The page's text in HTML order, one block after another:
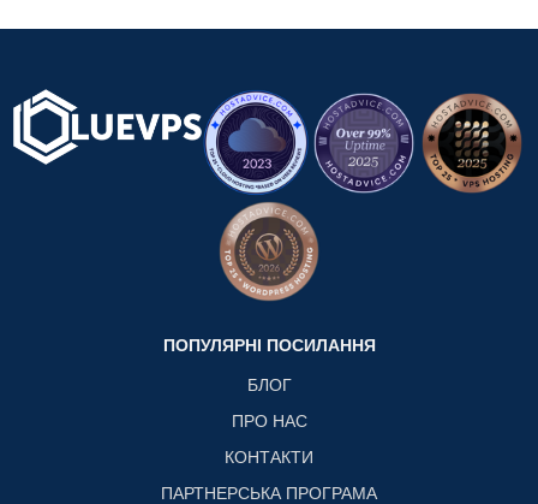
ПОПУЛЯРНІ ПОСИЛАННЯ
БЛОГ
ПРО НАС
КОНТАКТИ
ПАРТНЕРСЬКА ПРОГРАМА